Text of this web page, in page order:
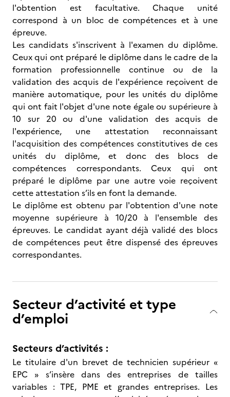
l'obtention est facultative. Chaque unité
correspond à un bloc de compétences et à une
épreuve.
Les candidats s'inscrivent à l'examen du diplôme.
Ceux qui ont préparé le diplôme dans le cadre de la
formation professionnelle continue ou de la
validation des acquis de l'expérience reçoivent de
manière automatique, pour les unités du diplôme
qui ont fait l'objet d'une note égale ou supérieure à
10 sur 20 ou d'une validation des acquis de
l'expérience, une attestation reconnaissant
l'acquisition des compétences constitutives de ces
unités du diplôme, et donc des blocs de
compétences correspondants. Ceux qui ont
préparé le diplôme par une autre voie reçoivent
cette attestation s’ils en font la demande.
Le diplôme est obtenu par l'obtention d'une note
moyenne supérieure à 10/20 à l'ensemble des
épreuves. Le candidat ayant déjà validé des blocs
de compétences peut être dispensé des épreuves
correspondantes.
Secteur d’activité et type
d’emploi
Secteurs d’activités :
Le titulaire d'un brevet de technicien supérieur «
EPC » s’insère dans des entreprises de tailles
variables : TPE, PME et grandes entreprises. Les